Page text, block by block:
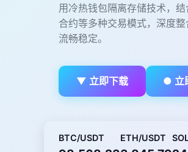
用冷热钱包隔离存储技术，
合约等多种交易模式，深度
流畅稳定。
▼ 立即下载 ● 立
BTC/USDT ETH/USDT